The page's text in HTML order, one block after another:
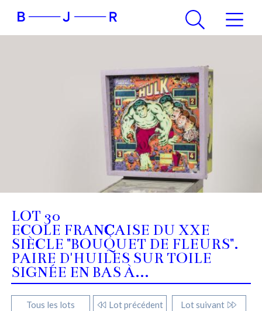
LOT 30
ECOLE FRANÇAISE DU XXE
SIÈCLE "BOUQUET DE FLEURS".
PAIRE D'HUILES SUR TOILE
SIGNÉE EN BAS À...
Tous les lots Lot précédent Lot suivant